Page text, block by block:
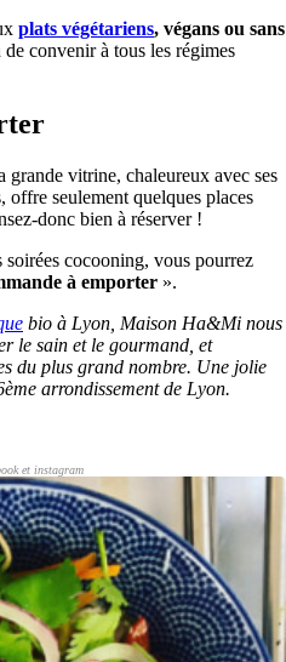
plats végétariens, végans ou sans
convenir à tous les régimes
vitrine, chaleureux avec ses
offre seulement quelques places
donc bien à réserver !
cocooning, vous pourrez
à emporter ».
bio à Lyon, Maison Ha&Mi nous
le sain et le gourmand, et
du plus grand nombre. Une jolie
arrondissement de Lyon.
et instagram